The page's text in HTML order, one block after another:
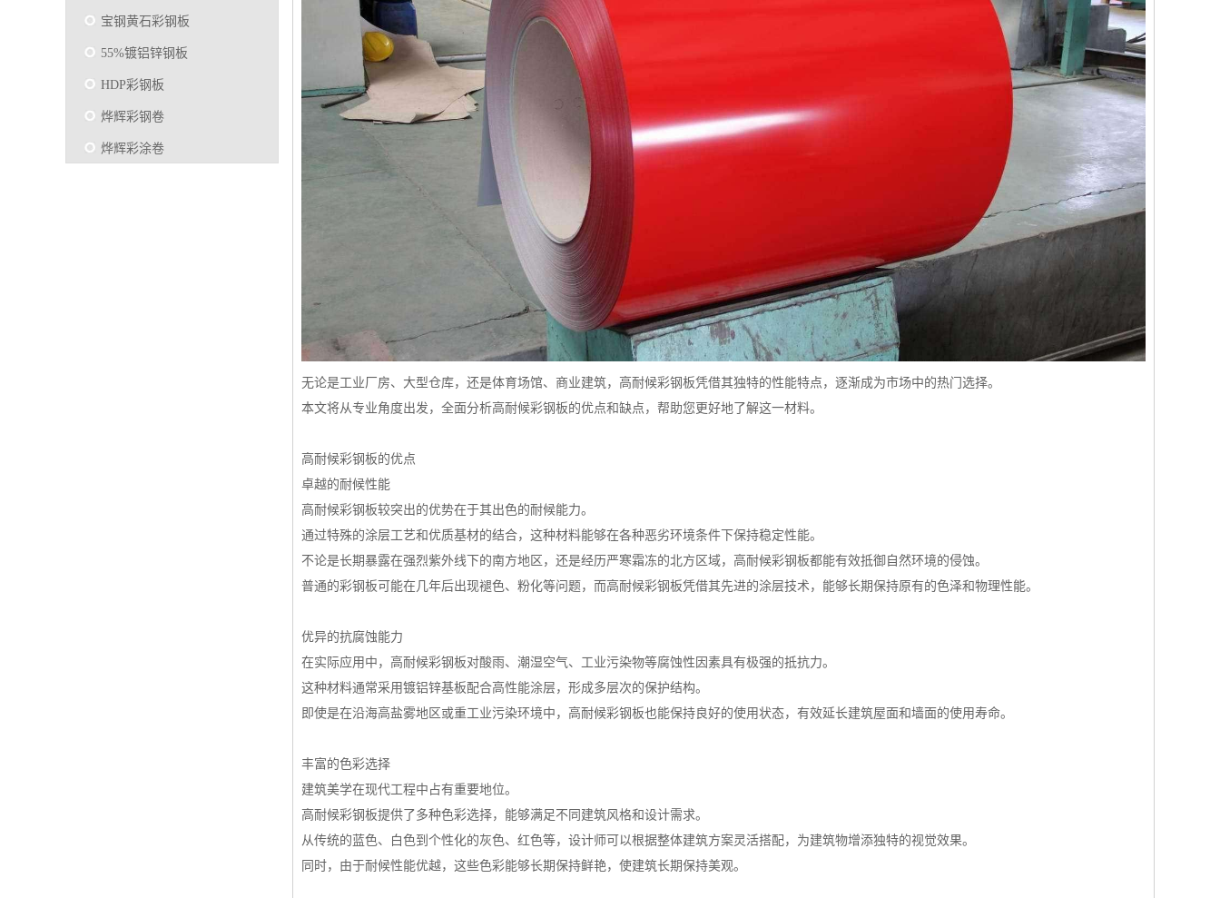
宝钢黄石彩钢板
55%镀铝锌钢板
HDP彩钢板
烨辉彩钢卷
烨辉彩涂卷
无论是工业厂房、大型仓库，还是体育场馆、商业建筑，高耐候彩钢板凭借其独特的性能特点，逐渐成为市场中的热门选择。
本文将从专业角度出发，全面分析高耐候彩钢板的优点和缺点，帮助您更好地了解这一材料。
高耐候彩钢板的优点
卓越的耐候性能
高耐候彩钢板较突出的优势在于其出色的耐候能力。
通过特殊的涂层工艺和优质基材的结合，这种材料能够在各种恶劣环境条件下保持稳定性能。
不论是长期暴露在强烈紫外线下的南方地区，还是经历严寒霜冻的北方区域，高耐候彩钢板都能有效抵御自然环境的侵蚀。
普通的彩钢板可能在几年后出现褪色、粉化等问题，而高耐候彩钢板凭借其先进的涂层技术，能够长期保持原有的色泽和物理性能。
优异的抗腐蚀能力
在实际应用中，高耐候彩钢板对酸雨、潮湿空气、工业污染物等腐蚀性因素具有极强的抵抗力。
这种材料通常采用镀铝锌基板配合高性能涂层，形成多层次的保护结构。
即使是在沿海高盐雾地区或重工业污染环境中，高耐候彩钢板也能保持良好的使用状态，有效延长建筑屋面和墙面的使用寿命。
丰富的色彩选择
建筑美学在现代工程中占有重要地位。
高耐候彩钢板提供了多种色彩选择，能够满足不同建筑风格和设计需求。
从传统的蓝色、白色到个性化的灰色、红色等，设计师可以根据整体建筑方案灵活搭配，为建筑物增添独特的视觉效果。
同时，由于耐候性能优越，这些色彩能够长期保持鲜艳，使建筑长期保持美观。